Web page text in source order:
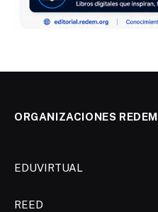
ORGANIZACIONES REDEM
EDUVIRTUAL
REED